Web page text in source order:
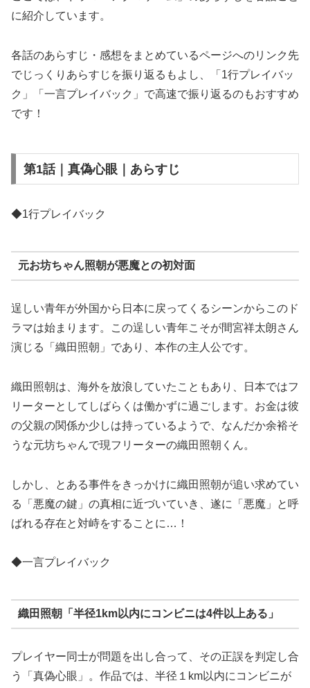
に紹介しています。
各話のあらすじ・感想をまとめているページへのリンク先
でじっくりあらすじを振り返るもよし、「1行プレイバッ
ク」「一言プレイバック」で高速で振り返るのもおすすめ
です！
第1話｜真偽心眼｜あらすじ
◆1行プレイバック
元お坊ちゃん照朝が悪魔との初対面
逞しい青年が外国から日本に戻ってくるシーンからこのド
ラマは始まります。この逞しい青年こそが間宮祥太朗さん
演じる「織田照朝」であり、本作の主人公です。
織田照朝は、海外を放浪していたこともあり、日本ではフ
リーターとしてしばらくは働かずに過ごします。お金は彼
の父親の関係か少しは持っているようで、なんだか余裕そ
うな元坊ちゃんで現フリーターの織田照朝くん。
しかし、とある事件をきっかけに織田照朝が追い求めてい
る「悪魔の鍵」の真相に近づいていき、遂に「悪魔」と呼
ばれる存在と対峙をすることに…！
◆一言プレイバック
織田照朝「半径1km以内にコンビニは4件以上ある」
プレイヤー同士が問題を出し合って、その正誤を判定し合
う「真偽心眼」。作品では、半径１km以内にコンビニが